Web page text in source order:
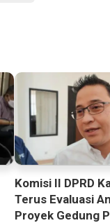
Komisi II DPRD
Terus Evaluasi
Proyek Gedung